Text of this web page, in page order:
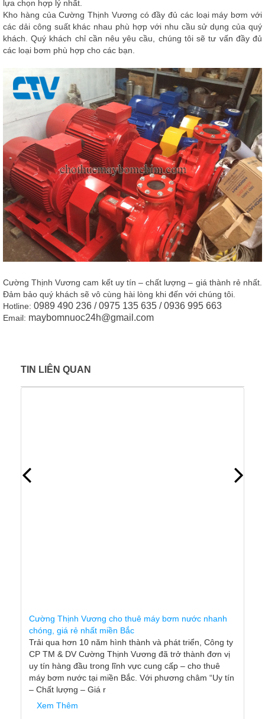
lựa chọn hợp lý nhất.
Kho hàng củaCường Thịnh Vương có đầy đủ các loại máy bơm với
các dải công suất khác nhau phù hợp với nhu cầu sử dụng của quý
khách. Quý khách chỉ cần nêu yêu cầu, chúng tôi sẽ tư vấn đầy đủ
các loại bơm phù hợp cho các bạn.
Cường Thịnh Vươngcam kết uy tín – chất lượng – giá thành rẻ nhất
Đảm bảo quý khách sẽ vô cùng hài lòng khi đến với chúng tôi.
Hotline: 0989 490 236 / 0975 135 635 / 0936 995 663
Email: maybomnuoc24h@gmail.com
TIN LIÊN QUAN
máy bơm nước tại miền Bắc. Với phương châm “Uy tín
– Chất lượng – Giá r
Xem Thêm